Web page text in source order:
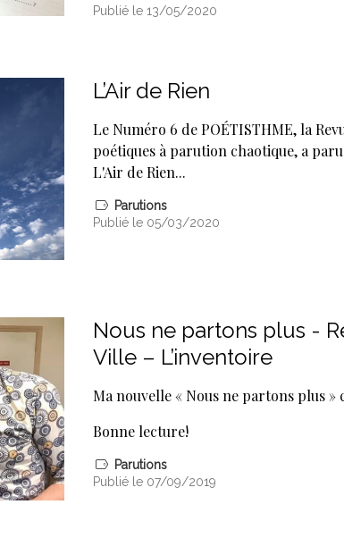
Publié le 13/05/2020
L’Air de Rien
Le Numéro 6 de POÉTISTHME, la
poétiques à parution chaotique, a
L'Air de Rien...
Parutions
Publié le 05/03/2020
Nous ne partons plus -
Ville – L’inventoire
Ma nouvelle « Nous ne partons plus »
Bonne lecture!
Parutions
Publié le 07/09/2019